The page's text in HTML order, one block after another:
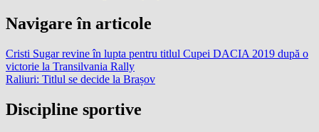
Navigare în articole
Cristi Sugar revine în lupta pentru titlul Cupei DACIA 2019 după o
victorie la Transilvania Rally
Raliuri: Titlul se decide la Brașov
Discipline sportive